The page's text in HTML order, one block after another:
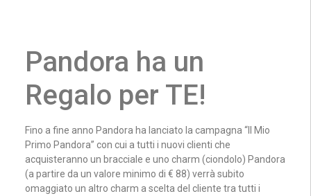
Pandora ha un
Regalo per TE!
Fino a fine anno Pandora ha lanciato la campagna “Il Mio
Primo Pandora” con cui a tutti i nuovi clienti che
acquisteranno un bracciale e uno charm (ciondolo) Pandora
(a partire da un valore minimo di € 88) verrà subito
omaggiato un altro charm a scelta del cliente tra tutti i